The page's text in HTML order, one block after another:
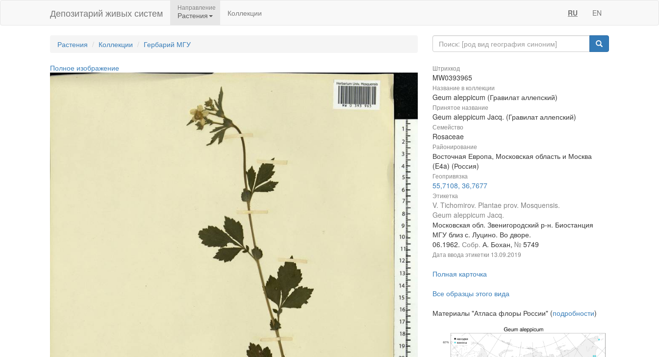
Депозитарий живых систем Направление
Растения Коллекции RU EN
Растения Коллекции Гербарий МГУ
Полное изображение Штрихкод
MW0393965
Название в коллекции
Geum aleppicum (Гравилат аллепский)
Принятое название
Geum aleppicum Jacq. (Гравилат аллепский)
Семейство
Rosaceae
Районирование
Восточная Европа, Московская область и Москва
(E4a) (Россия)
Геопривязка
55,7108, 36,7677
Этикетка
V. Tichomirov. Plantae prov. Mosquensis.
Geum aleppicum Jacq.
Московская обл. Звенигородский р-н. Биостанция
МГУ близ с. Луцино. Во дворе.
06.1962. Собр. А. Бохан, № 5749
Дата ввода этикетки 13.09.2019
Полная карточка
Все образцы этого вида
Материалы "Атласа флоры России" (подробности)